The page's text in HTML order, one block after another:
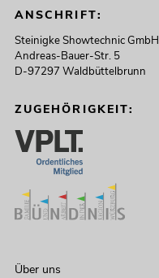
ANSCHRIFT:
Steinigke Showtechnic GmbH
Andreas-Bauer-Str. 5
D-97297 Waldbüttelbrunn
ZUGEHÖRIGKEIT:
Über uns